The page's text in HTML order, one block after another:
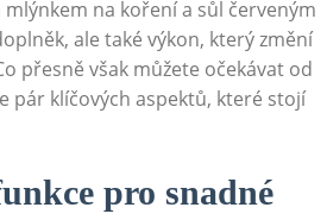
na koření a sůl ​červeným
ale také výkon, ⁤který změní
přesně však můžete očekávat od⁤
pár klíčových aspektů, které ‌stojí
pro snadné